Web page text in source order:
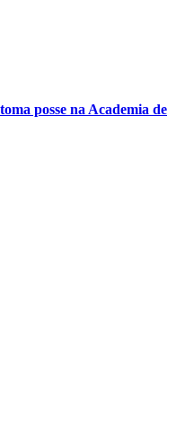
posse na Academia de